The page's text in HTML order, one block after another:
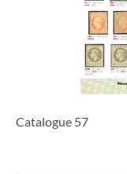
Catalogue 57